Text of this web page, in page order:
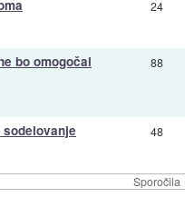
Sporočila
24
bo omogočal 88
48